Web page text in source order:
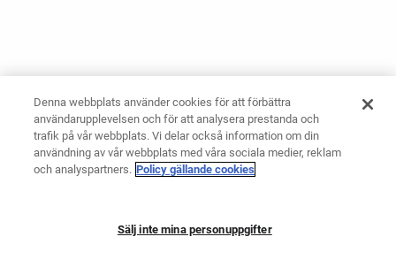
Denna webbplats använder cookies för att förbättra
användarupplevelsen och för att analysera prestanda och
trafik på vår webbplats. Vi delar också information om din
användning av vår webbplats med våra sociala medier, reklam
och analyspartners. Policy gällande cookies
Sälj inte mina personuppgifter